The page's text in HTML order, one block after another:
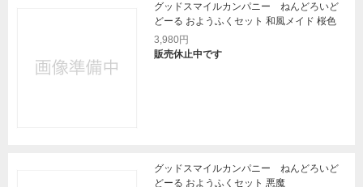
グッドスマイルカンパニー ねんどろいど
どーる おようふくセット 和風メイド 桜色
3,980円
販売休止中です
グッドスマイルカンパニー ねんどろいど
どーる おようふくセット 悪魔